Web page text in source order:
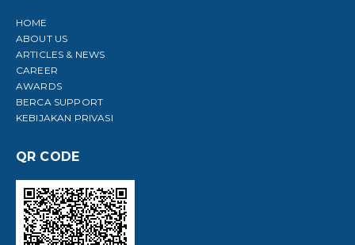
HOME
ABOUT US
ARTICLES & NEWS
CAREER
AWARDS
BERCA SUPPORT
KEBIJAKAN PRIVASI
QR CODE